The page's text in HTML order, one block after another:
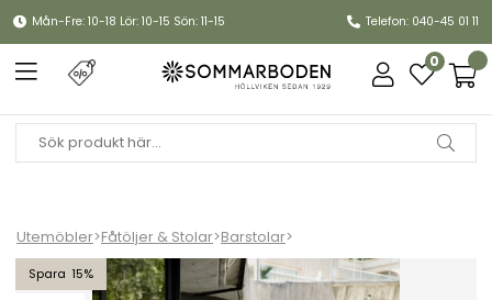
Mån-Fre: 10-18 Lör: 10-15 Sön: 11-15 Telefon: 040-45 01 11
0
Utemöbler>Fåtöljer & Stolar>Barstolar>
15
Breeze barstol, stapelbar - fler färger